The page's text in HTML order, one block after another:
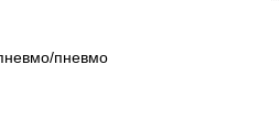
пневмо